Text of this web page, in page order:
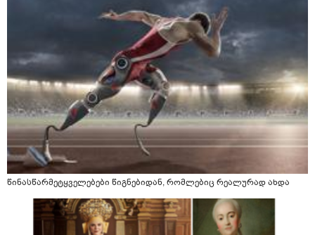
წინასწარმეტყველებები წიგნებიდან, რომლებიც რეალურად ახდა